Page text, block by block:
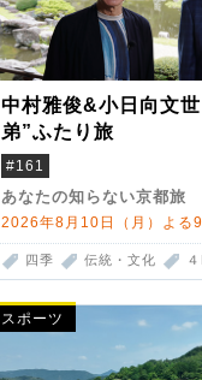
中村雅俊&小日向文
弟”ふたり旅
#161
あなたの知らない京都旅
2026年8月10日（月）よる
四季 伝統・文化
スポーツ